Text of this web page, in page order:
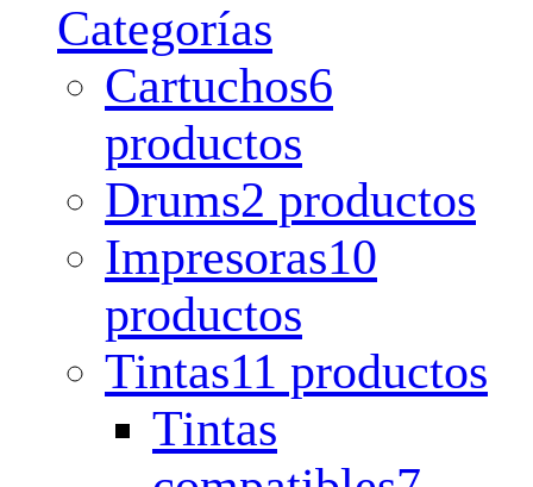
Categorías
Cartuchos6
productos
Drums2 productos
Impresoras10
productos
Tintas11 productos
Tintas